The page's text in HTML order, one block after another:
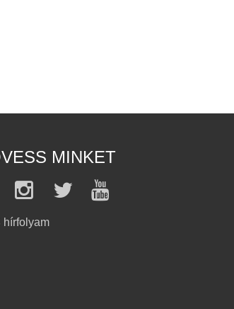
MINKET
hírfolyam